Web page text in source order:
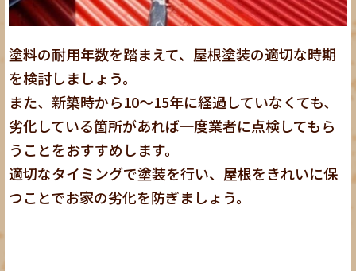
塗料の耐用年数を踏まえて、屋根塗装の適切な時期
を検討しましょう。
また、新築時から10〜15年に経過していなくても、
劣化している箇所があれば一度業者に点検してもら
うことをおすすめします。
適切なタイミングで塗装を行い、屋根をきれいに保
つことでお家の劣化を防ぎましょう。